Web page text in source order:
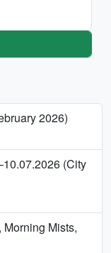
2026)
(City
Mists,